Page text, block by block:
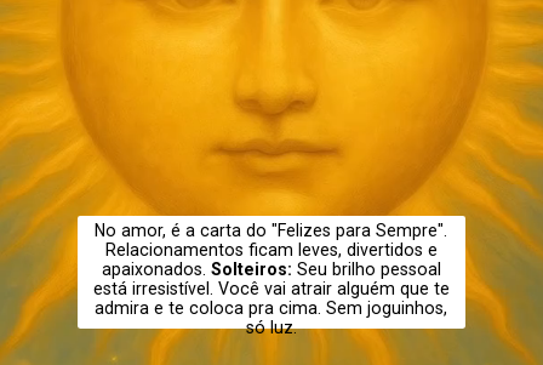
No amor, é a carta do "Felizes para Sempre".
Relacionamentos ficam leves, divertidos e
apaixonados. Solteiros: Seu brilho pessoal
está irresistível. Você vai atrair alguém que te
admira e te coloca pra cima. Sem joguinhos,
só luz.